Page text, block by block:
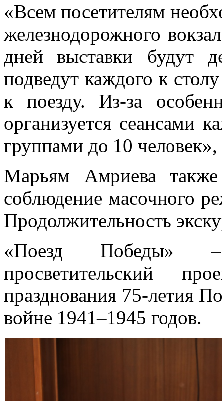
«Всем посетителям
железнодорожного
дней выставки будут
подведут каждого к
к поезду. Из-за
организуется сеансами
группами до 10 человек»,
Марьям Амриева
соблюдение масочного
Продолжительность
«Поезд Победы» –
просветительский
празднования 75-летия
войне 1941–1945 годов.